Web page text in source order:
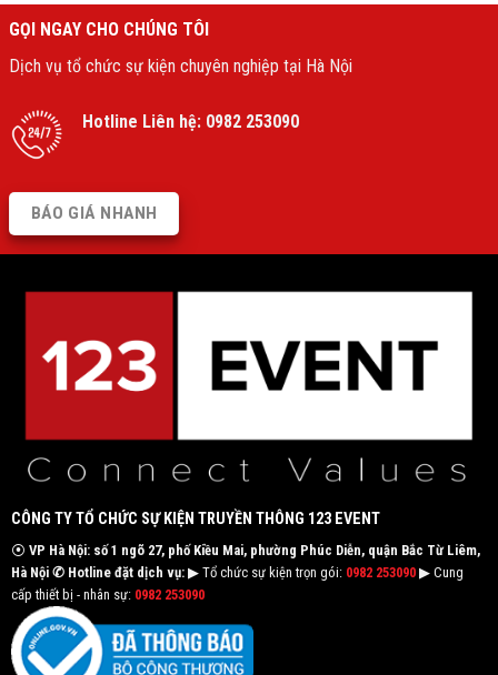
GỌI NGAY CHO CHÚNG TÔI
Dịch vụ tổ chức sự kiện chuyên nghiệp tại Hà Nội
Hotline Liên hệ: 0982 253090
BÁO GIÁ NHANH
CÔNG TY TỔ CHỨC SỰ KIỆN TRUYỀN THÔNG 123 EVENT
⦿ VP Hà Nội: số 1 ngõ 27, phố Kiều Mai, phường Phúc Diễn, quận Bắc Từ Liêm,
Hà Nội ✆ Hotline đặt dịch vụ:▶ Tổ chức sự kiện trọn gói: 0982 253090▶ Cung
cấp thiết bị - nhân sự: 0982 253090